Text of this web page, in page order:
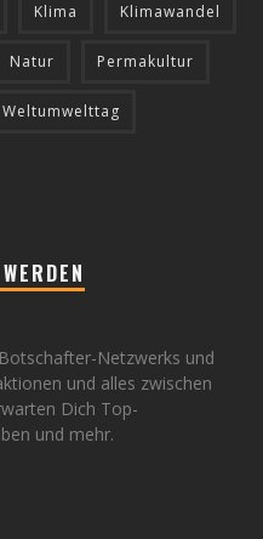
Klima Klimawandel
Natur Permakultur
Weltumwelttag
Netzwerks und
und alles zwischen
Dich Top-
und mehr.